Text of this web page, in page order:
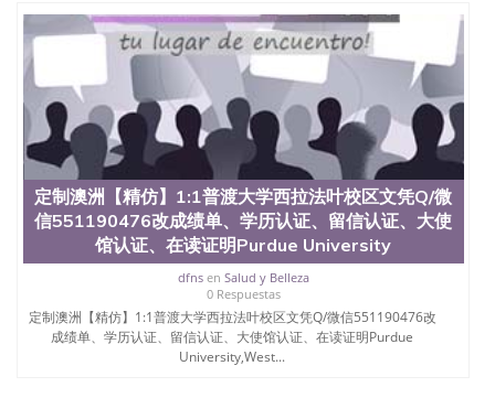
551190476国外大学文凭真制作QQ微信551190476办
国外文凭可找工作QQ微信551190476国外大学有毕业
证QQ微信551190476办理国外毕业证价格QQ微信
551190476国外编号查询QQ微信551190476办理国外
文凭要交定金吗QQ微信551190476办国外可查文凭
QQ微信551190476网上购买真文凭可信吗QQ微信
551190476学士学位证书查询机构QQ微信551190476
国外资格证书办理QQ微信551190476如何办理学历认
证QQ微信551190476海外文凭认证办理QQ微信
551190476 圣何塞州立大学（San Jose State
University, 又译为“圣荷西州立大学”）成立于1857
年，简称SJSU，是加州历史悠久的大学之一，也是美
西地区的公立大学之一。位于圣何塞市San Jose中
心，占地154公顷。它是一所位于加利福尼亚州的著
名综合性公立大学，它以极高的就业率，全美名列前
茅的毕业薪资，浓厚的多元化学术氛围，杰出的本科
教育质量，被《福克斯》杂志评选为全美50强公立综
合性大学，每年有来自世界各地的成百上千的海外学
定制澳洲【精仿】1:1普渡大学西拉法叶校区文凭Q/微
信551190476改成绩单、学历认证、留信认证、大使
馆认证、在读证明Purdue University
dfnsen Salud y Belleza
0 Respuestas
定制澳洲【精仿】1:1普渡大学西拉法叶校区文凭Q/微信551190476改
成绩单、学历认证、留信认证、大使馆认证、在读证明Purdue
University,West...